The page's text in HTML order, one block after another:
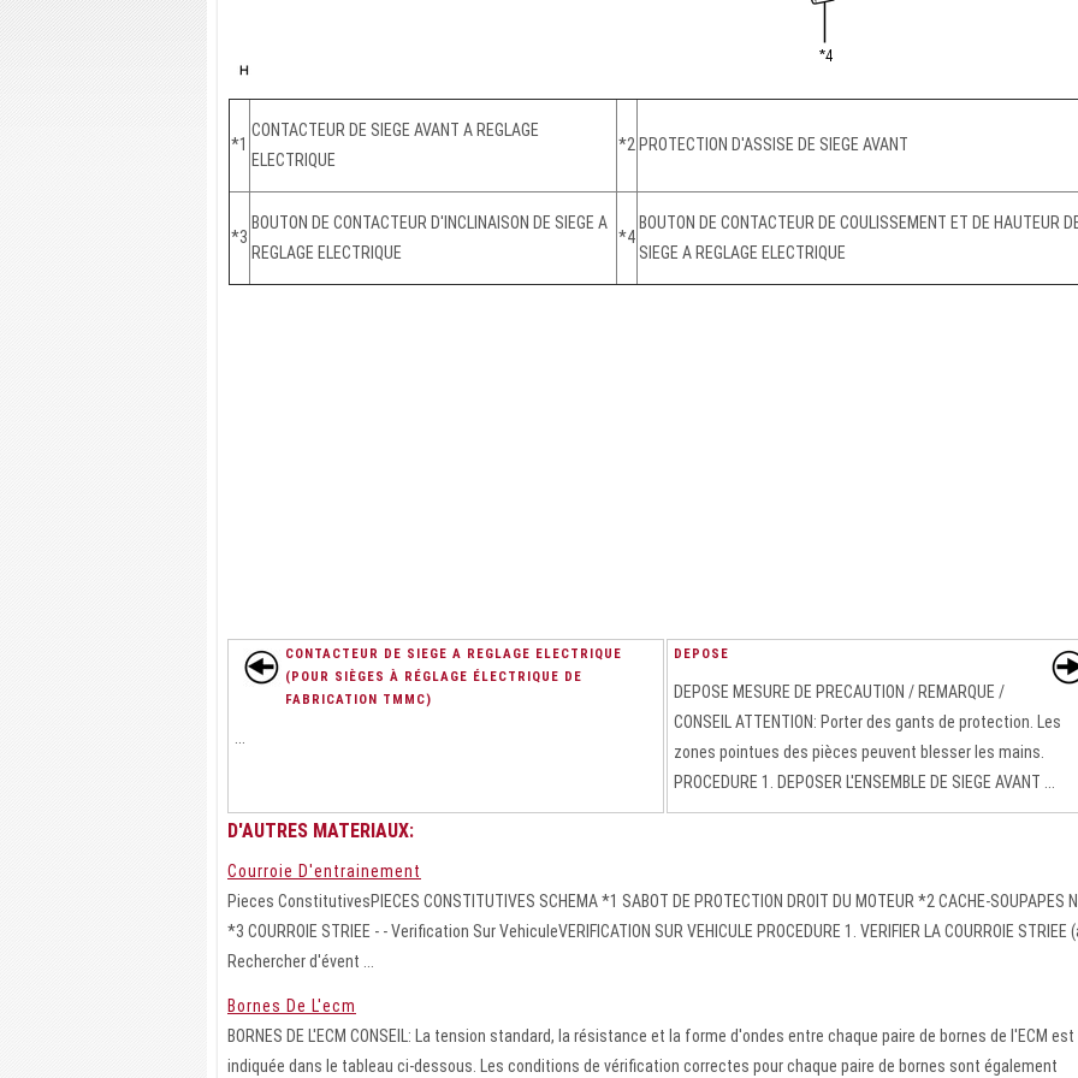
*1
CONTACTEUR DE SIEGE AVANT A REGLAGE
ELECTRIQUE
*2 PROTECTION D'ASSISE DE SIEGE AVANT
*3
BOUTON DE CONTACTEUR D'INCLINAISON DE SIEGE A
REGLAGE ELECTRIQUE
*4
BOUTON DE CONTACTEUR DE COULISSEMENT ET DE HAUTEUR
SIEGE A REGLAGE ELECTRIQUE
CONTACTEUR DE SIEGE A REGLAGE ELECTRIQUE
(POUR SIÈGES À RÉGLAGE ÉLECTRIQUE DE
FABRICATION TMMC)
DEPOSE
DEPOSE MESURE DE PRECAUTION / REMARQUE /
CONSEIL ATTENTION: Porter des gants de protection. Les
zones pointues des pièces peuvent blesser les mains.
PROCEDURE 1. DEPOSER L'ENSEMBLE DE SIEGE AVANT ...
D'AUTRES MATERIAUX:
Courroie D'entrainement
Pieces ConstitutivesPIECES CONSTITUTIVES SCHEMA *1 SABOT DE PROTECTION DROIT DU MOTEUR *2 CACHE-SOUPAPES
*3 COURROIE STRIEE - - Verification Sur VehiculeVERIFICATION SUR VEHICULE PROCEDURE 1. VERIFIER LA COURROIE STRIEE
Rechercher d'évent ...
Bornes De L'ecm
BORNES DE L'ECM CONSEIL: La tension standard, la résistance et la forme d'ondes entre chaque paire de bornes de l'ECM est
indiquée dans le tableau ci-dessous. Les conditions de vérification correctes pour chaque paire de bornes sont également